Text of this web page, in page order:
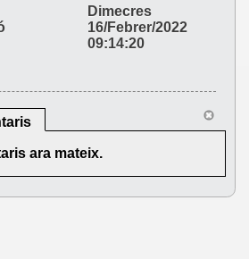
Dimecres
16/Febrer/2022
09:14:20
ara mateix.